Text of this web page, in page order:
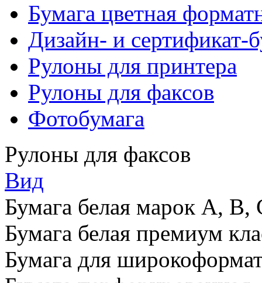
Бумага цветная
Дизайн- и сертификат-
Рулоны для принтера
Рулоны для факсов
Фотобумага
Рулоны для факсов
Вид
Бумага белая марок А, В,
Бумага белая премиум
Бумага для